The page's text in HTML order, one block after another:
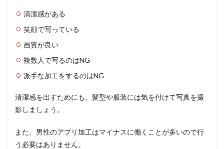
清潔感がある
笑顔で写っている
画質が良い
複数人で写るのはNG
派手な加工をするのはNG
清潔感を出すためにも、髪型や服装には気を付けて写真を撮
影しましょう。
また、男性のアプリ加工はマイナスに働くことが多いので行
う必要はありません。